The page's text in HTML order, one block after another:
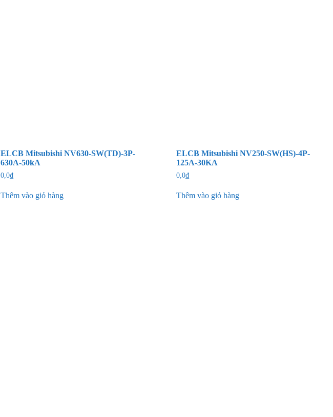
ELCB Mitsubishi NV630-SW(TD)-3P-
630A-50kA
0,0₫
Thêm vào giỏ hàng
ELCB Mitsubishi NV250-SW(HS)-4P-
125A-30KA
0,0₫
Thêm vào giỏ hàng